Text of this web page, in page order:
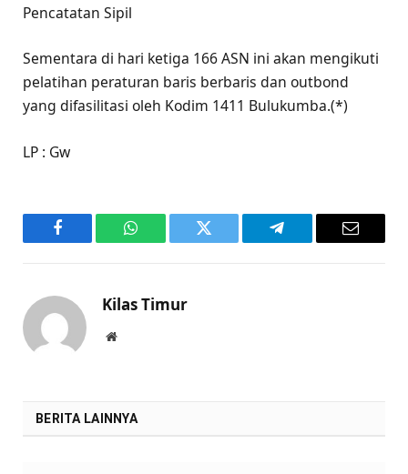
Pencatatan Sipil
Sementara di hari ketiga 166 ASN ini akan mengikuti
pelatihan peraturan baris berbaris dan outbond
yang difasilitasi oleh Kodim 1411 Bulukumba.(*)
LP : Gw
Facebook WhatsAppTwitter Telegram Email
Kilas Timur
Website
BERITA LAINNYA